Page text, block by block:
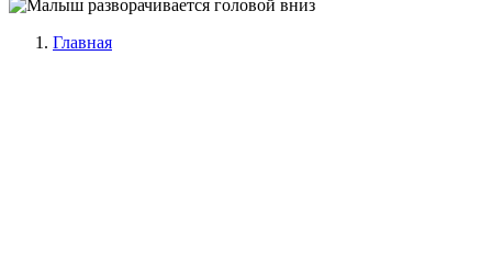
Главная